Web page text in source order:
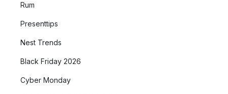
Rum
Presenttips
Nest Trends
Black Friday 2026
Cyber Monday